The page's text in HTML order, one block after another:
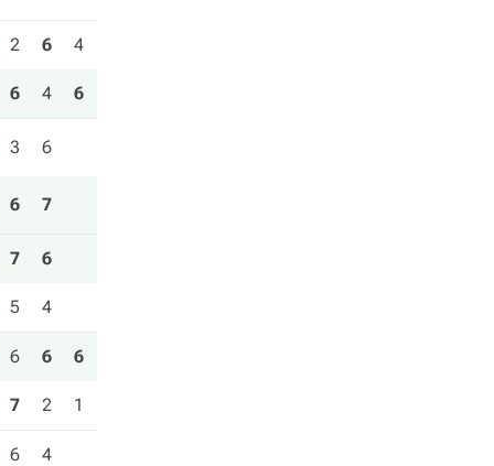
2 6 4
6 4 6
3 6
6 7
7 6
5 4
6 6 6
7 2 1
6 4